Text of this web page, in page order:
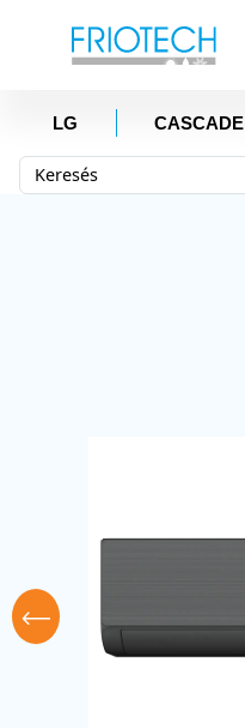
LG CASCADE